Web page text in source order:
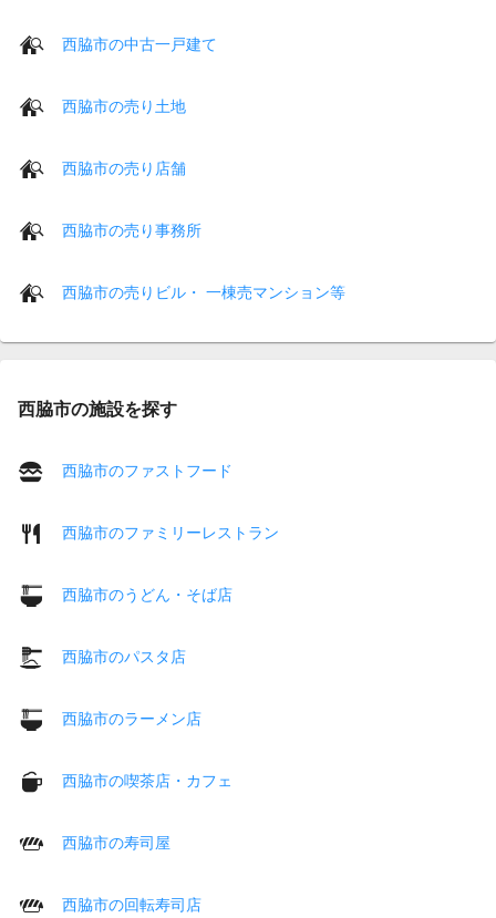
西脇市の中古一戸建て
西脇市の売り土地
西脇市の売り店舗
西脇市の売り事務所
西脇市の売りビル・ 一棟売マンション等
西脇市の施設を探す
西脇市のファストフード
西脇市のファミリーレストラン
西脇市のうどん・そば店
西脇市のパスタ店
西脇市のラーメン店
西脇市の喫茶店・カフェ
西脇市の寿司屋
西脇市の回転寿司店